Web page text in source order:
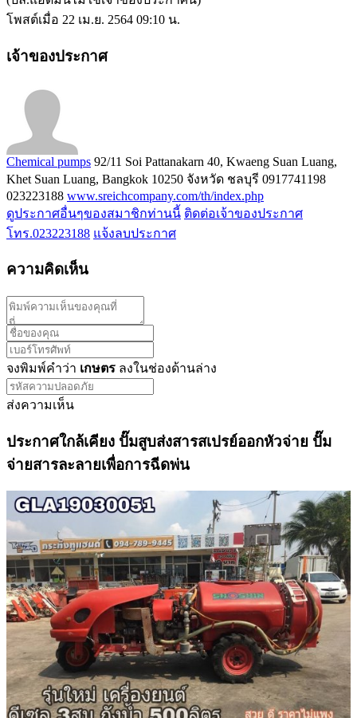
โพสต์เมื่อ 22 เม.ย. 2564 09:10 น.
เจ้าของประกาศ
Chemical pumps 92/11 Soi Pattanakarn 40, Kwaeng Suan Luang,
Khet Suan Luang, Bangkok 10250 จังหวัด ชลบุรี 0917741198
023223188 www.sreichcompany.com/th/index.php
ดูประกาศอื่นๆของสมาชิกท่านนี้ ติดต่อเจ้าของประกาศ
โทร.023223188 แจ้งลบประกาศ
ความคิดเห็น
จงพิมพ์คำว่า เกษตร ลงในช่องด้านล่าง
ส่งความเห็น
ประกาศใกล้เคียง ปั๊มสูบส่งสารสเปรย์ออกหัวจ่าย ปั๊ม
จ่ายสารละลายเพื่อการฉีดพ่น